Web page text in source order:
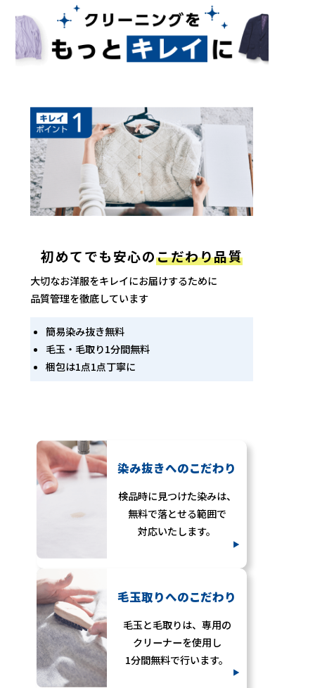
初めてでも安心のこだわり品質
大切なお洋服をキレイにお届けするために
品質管理を徹底しています
簡易染み抜き無料
毛玉・毛取り1分間無料
梱包は1点1点丁寧に
染み抜きへのこだわり
検品時に見つけた染みは、
無料で落とせる範囲で
対応いたします。
毛玉取りへのこだわり
毛玉と毛取りは、専用の
クリーナーを使用し
1分間無料で行います。